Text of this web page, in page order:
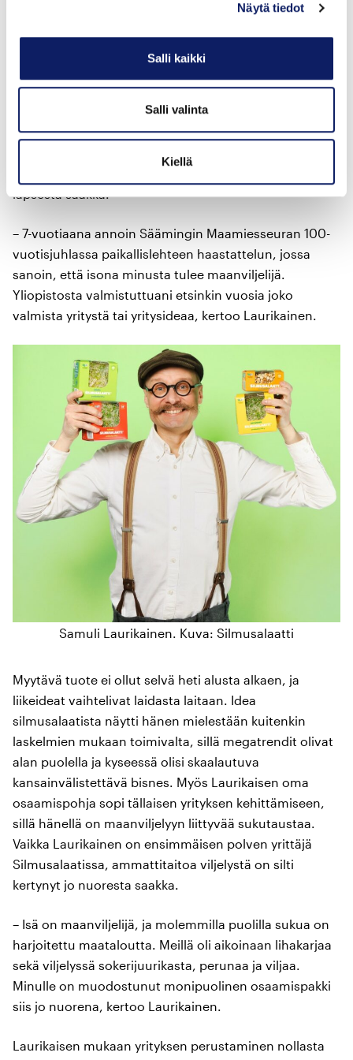
Näytä tiedot
Salli kaikki
Salli valinta
Kiellä
takanaan pitkää sukupolvien ketjua omalla alallaan,
vaan hän perusti täysin uudenlaisen siemenestä
kasvatettuja versoja valmistavan yrityksensä
lapsesta saakka.
– 7-vuotiaana annoin Säämingin Maamiesseuran 100-
vuotisjuhlassa paikallislehteen haastattelun, jossa
sanoin, että isona minusta tulee maanviljelijä.
Yliopistosta valmistuttuani etsinkin vuosia joko
valmista yritystä tai yritysideaa, kertoo Laurikainen.
Samuli Laurikainen. Kuva: Silmusalaatti
Myytävä tuote ei ollut selvä heti alusta alkaen, ja
liikeideat vaihtelivat laidasta laitaan. Idea
silmusalaatista näytti hänen mielestään kuitenkin
laskelmien mukaan toimivalta, sillä megatrendit olivat
alan puolella ja kyseessä olisi skaalautuva
kansainvälistettävä bisnes. Myös Laurikaisen oma
osaamispohja sopi tällaisen yrityksen kehittämiseen,
sillä hänellä on maanviljelyyn liittyvää sukutaustaa.
Vaikka Laurikainen on ensimmäisen polven yrittäjä
Silmusalaatissa, ammattitaitoa viljelystä on silti
kertynyt jo nuoresta saakka.
– Isä on maanviljelijä, ja molemmilla puolilla sukua on
harjoitettu maataloutta. Meillä oli aikoinaan lihakarjaa
sekä viljelyssä sokerijuurikasta, perunaa ja viljaa.
Minulle on muodostunut monipuolinen osaamispakki
siis jo nuorena, kertoo Laurikainen.
Laurikaisen mukaan yrityksen perustaminen nollasta